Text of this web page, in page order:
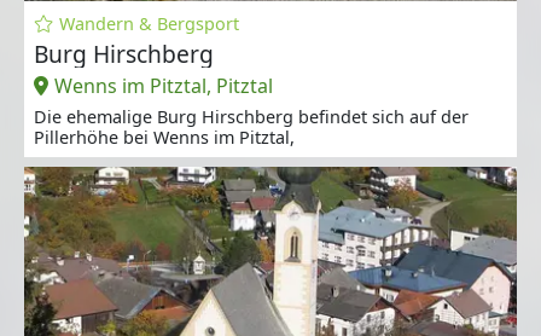
Wandern & Bergsport
Burg Hirschberg
Wenns im Pitztal, Pitztal
Die ehemalige Burg Hirschberg befindet sich auf der
Pillerhöhe bei Wenns im Pitztal,